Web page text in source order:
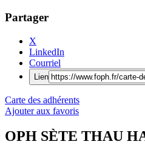
Partager
X
LinkedIn
Courriel
Lien
Carte des adhérents
Ajouter aux favoris
OPH SÈTE THAU